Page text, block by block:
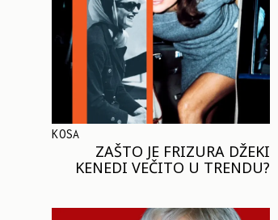
KOSA
ZAŠTO JE FRIZURA DŽEKI
KENEDI VEČITO U TRENDU?